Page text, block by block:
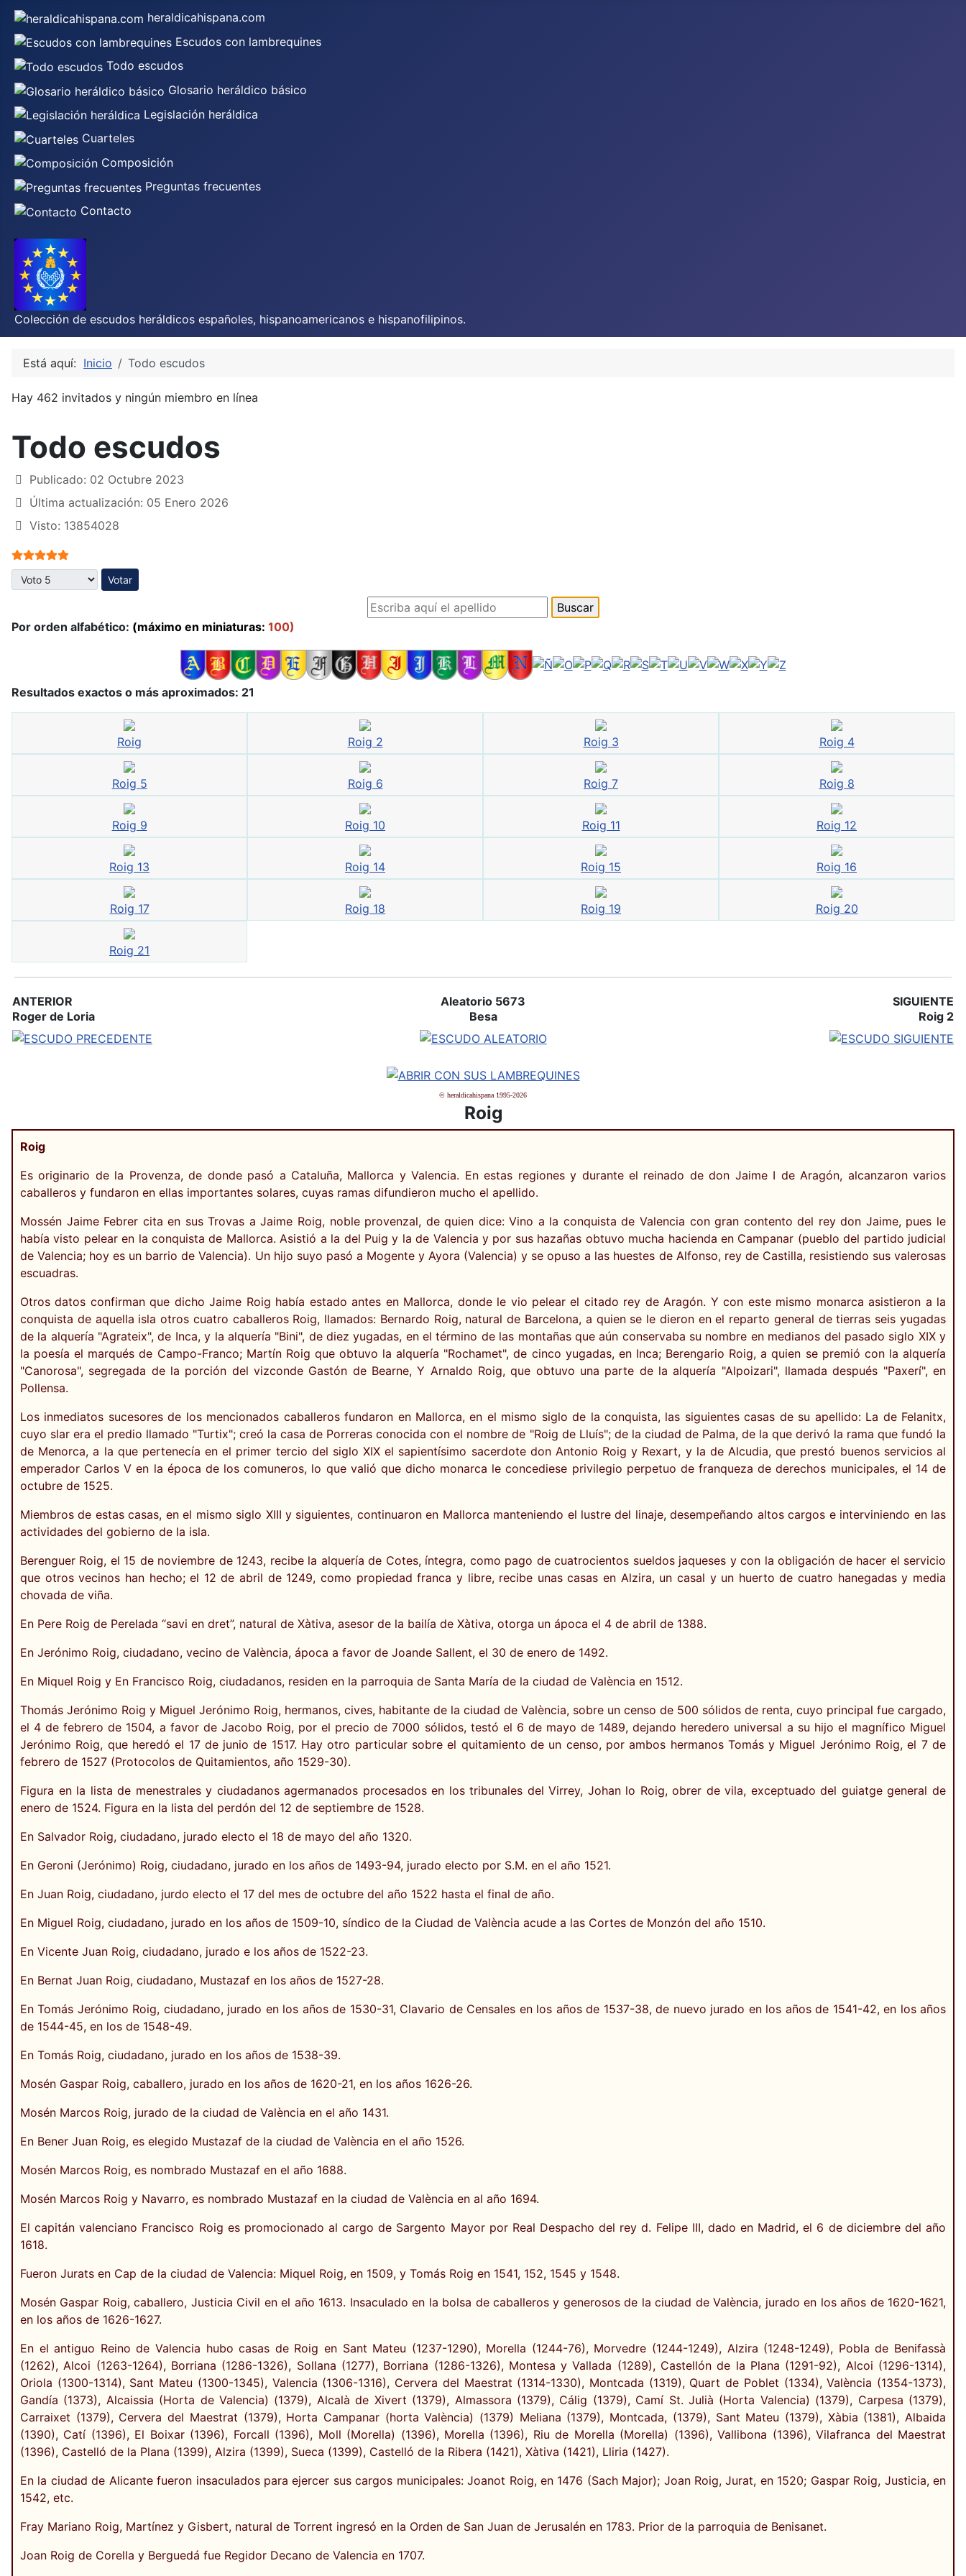
heraldicahispana.com
Escudos con lambrequines
Todo escudos
Glosario heráldico básico
Legislación heráldica
Cuarteles
Composición
Preguntas frecuentes
Contacto
Colección de escudos heráldicos españoles, hispanoamericanos e hispanofilipinos.
Está aquí: Inicio Todo escudos
Hay 462 invitados y ningún miembro en línea
Todo escudos
Publicado: 02 Octubre 2023
Última actualización: 05 Enero 2026
Visto: 13854028
Ratio:5/5
Por favor, vote
Por orden alfabético: (máximo en miniaturas: 100)
Resultados exactos o más aproximados: 21
Roig Roig 2 Roig 3 Roig 4
Roig 5 Roig 6 Roig 7 Roig 8
Roig 9 Roig 10 Roig 11 Roig 12
Roig 13 Roig 14 Roig 15 Roig 16
Roig 17 Roig 18 Roig 19 Roig 20
Roig 21
ANTERIOR
Roger de Loria
Aleatorio 5673
Besa
SIGUIENTE
Roig 2
© heraldicahispana 1995-2026
Roig
Roig
Es originario de la Provenza, de donde pasó a Cataluña, Mallorca y Valencia. En estas regiones y durante el reinado de don Jaime I de Aragón, alcanzaron varios
caballeros y fundaron en ellas importantes solares, cuyas ramas difundieron mucho el apellido.
Mossén Jaime Febrer cita en sus Trovas a Jaime Roig, noble provenzal, de quien dice: Vino a la conquista de Valencia con gran contento del rey don Jaime, pues le
había visto pelear en la conquista de Mallorca. Asistió a la del Puig y la de Valencia y por sus hazañas obtuvo mucha hacienda en Campanar (pueblo del partido judicial
de Valencia; hoy es un barrio de Valencia). Un hijo suyo pasó a Mogente y Ayora (Valencia) y se opuso a las huestes de Alfonso, rey de Castilla, resistiendo sus valerosas
escuadras.
Otros datos confirman que dicho Jaime Roig había estado antes en Mallorca, donde le vio pelear el citado rey de Aragón. Y con este mismo monarca asistieron a la
conquista de aquella isla otros cuatro caballeros Roig, llamados: Bernardo Roig, natural de Barcelona, a quien se le dieron en el reparto general de tierras seis yugadas
de la alquería "Agrateix", de Inca, y la alquería "Bini", de diez yugadas, en el término de las montañas que aún conservaba su nombre en medianos del pasado siglo XIX y
la poesía el marqués de Campo-Franco; Martín Roig que obtuvo la alquería "Rochamet", de cinco yugadas, en Inca; Berengario Roig, a quien se premió con la alquería
"Canorosa", segregada de la porción del vizconde Gastón de Bearne, Y Arnaldo Roig, que obtuvo una parte de la alquería "Alpoizari", llamada después "Paxerí", en
Pollensa.
Los inmediatos sucesores de los mencionados caballeros fundaron en Mallorca, en el mismo siglo de la conquista, las siguientes casas de su apellido: La de Felanitx,
cuyo slar era el predio llamado "Turtix"; creó la casa de Porreras conocida con el nombre de "Roig de Lluís"; de la ciudad de Palma, de la que derivó la rama que fundó la
de Menorca, a la que pertenecía en el primer tercio del siglo XIX el sapientísimo sacerdote don Antonio Roig y Rexart, y la de Alcudia, que prestó buenos servicios al
emperador Carlos V en la época de los comuneros, lo que valió que dicho monarca le concediese privilegio perpetuo de franqueza de derechos municipales, el 14 de
octubre de 1525.
Miembros de estas casas, en el mismo siglo XIII y siguientes, continuaron en Mallorca manteniendo el lustre del linaje, desempeñando altos cargos e interviniendo en las
actividades del gobierno de la isla.
Berenguer Roig, el 15 de noviembre de 1243, recibe la alquería de Cotes, íntegra, como pago de cuatrocientos sueldos jaqueses y con la obligación de hacer el servicio
que otros vecinos han hecho; el 12 de abril de 1249, como propiedad franca y libre, recibe unas casas en Alzira, un casal y un huerto de cuatro hanegadas y media
chovada de viña.
En Pere Roig de Perelada “savi en dret”, natural de Xàtiva, asesor de la bailía de Xàtiva, otorga un ápoca el 4 de abril de 1388.
En Jerónimo Roig, ciudadano, vecino de València, ápoca a favor de Joande Sallent, el 30 de enero de 1492.
En Miquel Roig y En Francisco Roig, ciudadanos, residen en la parroquia de Santa María de la ciudad de València en 1512.
Thomás Jerónimo Roig y Miguel Jerónimo Roig, hermanos, cives, habitante de la ciudad de València, sobre un censo de 500 sólidos de renta, cuyo principal fue cargado,
el 4 de febrero de 1504, a favor de Jacobo Roig, por el precio de 7000 sólidos, testó el 6 de mayo de 1489, dejando heredero universal a su hijo el magnífico Miguel
Jerónimo Roig, que heredó el 17 de junio de 1517. Hay otro particular sobre el quitamiento de un censo, por ambos hermanos Tomás y Miguel Jerónimo Roig, el 7 de
febrero de 1527 (Protocolos de Quitamientos, año 1529-30).
Figura en la lista de menestrales y ciudadanos agermanados procesados en los tribunales del Virrey, Johan lo Roig, obrer de vila, exceptuado del guiatge general de
enero de 1524. Figura en la lista del perdón del 12 de septiembre de 1528.
En Salvador Roig, ciudadano, jurado electo el 18 de mayo del año 1320.
En Geroni (Jerónimo) Roig, ciudadano, jurado en los años de 1493-94, jurado electo por S.M. en el año 1521.
En Juan Roig, ciudadano, jurdo electo el 17 del mes de octubre del año 1522 hasta el final de año.
En Miguel Roig, ciudadano, jurado en los años de 1509-10, síndico de la Ciudad de València acude a las Cortes de Monzón del año 1510.
En Vicente Juan Roig, ciudadano, jurado e los años de 1522-23.
En Bernat Juan Roig, ciudadano, Mustazaf en los años de 1527-28.
En Tomás Jerónimo Roig, ciudadano, jurado en los años de 1530-31, Clavario de Censales en los años de 1537-38, de nuevo jurado en los años de 1541-42, en los años
de 1544-45, en los de 1548-49.
En Tomás Roig, ciudadano, jurado en los años de 1538-39.
Mosén Gaspar Roig, caballero, jurado en los años de 1620-21, en los años 1626-26.
Mosén Marcos Roig, jurado de la ciudad de València en el año 1431.
En Bener Juan Roig, es elegido Mustazaf de la ciudad de València en el año 1526.
Mosén Marcos Roig, es nombrado Mustazaf en el año 1688.
Mosén Marcos Roig y Navarro, es nombrado Mustazaf en la ciudad de València en al año 1694.
El capitán valenciano Francisco Roig es promocionado al cargo de Sargento Mayor por Real Despacho del rey d. Felipe III, dado en Madrid, el 6 de diciembre del año
1618.
Fueron Jurats en Cap de la ciudad de Valencia: Miquel Roig, en 1509, y Tomás Roig en 1541, 152, 1545 y 1548.
Mosén Gaspar Roig, caballero, Justicia Civil en el año 1613. Insaculado en la bolsa de caballeros y generosos de la ciudad de València, jurado en los años de 1620-1621,
en los años de 1626-1627.
En el antiguo Reino de Valencia hubo casas de Roig en Sant Mateu (1237-1290), Morella (1244-76), Morvedre (1244-1249), Alzira (1248-1249), Pobla de Benifassà
(1262), Alcoi (1263-1264), Borriana (1286-1326), Sollana (1277), Borriana (1286-1326), Montesa y Vallada (1289), Castellón de la Plana (1291-92), Alcoi (1296-1314),
Oriola (1300-1314), Sant Mateu (1300-1345), Valencia (1306-1316), Cervera del Maestrat (1314-1330), Montcada (1319), Quart de Poblet (1334), València (1354-1373),
Gandía (1373), Alcaissia (Horta de Valencia) (1379), Alcalà de Xivert (1379), Almassora (1379), Cálig (1379), Camí St. Julià (Horta Valencia) (1379), Carpesa (1379),
Carraixet (1379), Cervera del Maestrat (1379), Horta Campanar (horta València) (1379) Meliana (1379), Montcada, (1379), Sant Mateu (1379), Xàbia (1381), Albaida
(1390), Catí (1396), El Boixar (1396), Forcall (1396), Moll (Morella) (1396), Morella (1396), Riu de Morella (Morella) (1396), Vallibona (1396), Vilafranca del Maestrat
(1396), Castelló de la Plana (1399), Alzira (1399), Sueca (1399), Castelló de la Ribera (1421), Xàtiva (1421), Lliria (1427).
En la ciudad de Alicante fueron insaculados para ejercer sus cargos municipales: Joanot Roig, en 1476 (Sach Major); Joan Roig, Jurat, en 1520; Gaspar Roig, Justicia, en
1542, etc.
Fray Mariano Roig, Martínez y Gisbert, natural de Torrent ingresó en la Orden de San Juan de Jerusalén en 1783. Prior de la parroquia de Benisanet.
Joan Roig de Corella y Berguedá fue Regidor Decano de Valencia en 1707.